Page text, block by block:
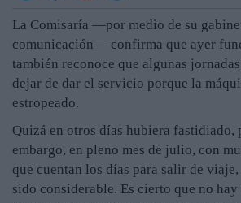
La Comisaría —por medio de su
comunicación— confirma que ayer
también reconoce que algunas
dejar de dar el servicio porque la
estropeado.
Quizá en otros días hubiera fastidiado,
embargo, en pleno mes de julio, con
que cuentan los días para salir de
sido considerable. Es cierto que no hay